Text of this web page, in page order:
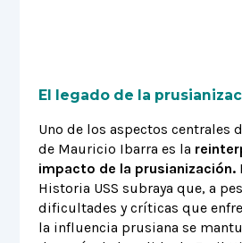
El legado de la
Uno de los aspectos centrales
de Mauricio Ibarra es la
impacto de la prusianización.
Historia USS subraya que, a
dificultades y críticas que
la influencia prusiana se